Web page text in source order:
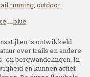
running, outdoor
__blue
en is ontwikkeld
over trails en andere
en bergwandelingen. In
en kunnen actief